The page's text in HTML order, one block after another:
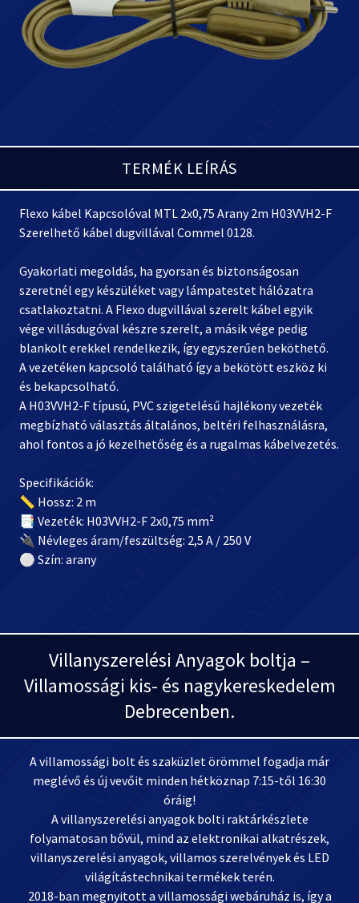
TERMÉK LEÍRÁS
Flexo kábel Kapcsolóval MTL 2x0,75 Arany 2m H03VVH2-F
Szerelhető kábel dugvillával Commel 0128.
Gyakorlati megoldás, ha gyorsan és biztonságosan
szeretnél egy készüléket vagy lámpatestet hálózatra
csatlakoztatni. A Flexo dugvillával szerelt kábel egyik
vége villásdugóval készre szerelt, a másik vége pedig
blankolt erekkel rendelkezik, így egyszerűen beköthető.
A vezetéken kapcsoló található így a bekötött eszköz ki
és bekapcsolható.
A H03VVH2-F típusú, PVC szigetelésű hajlékony vezeték
megbízható választás általános, beltéri felhasználásra,
ahol fontos a jó kezelhetőség és a rugalmas kábelvezetés.
Specifikációk:
📏 Hossz: 2 m
📑 Vezeték: H03VVH2-F 2x0,75 mm²
🔌 Névleges áram/feszültség: 2,5 A / 250 V
⚪ Szín: arany
Villanyszerelési Anyagok boltja –
Villamossági kis- és nagykereskedelem
Debrecenben.
A villamossági bolt és szaküzlet örömmel fogadja már
meglévő és új vevőit minden hétköznap 7:15-től 16:30
óráig!
A villanyszerelési anyagok bolti raktárkészlete
folyamatosan bővül, mind az elektronikai alkatrészek,
villanyszerelési anyagok, villamos szerelvények és LED
világítástechnikai termékek terén.
2018-ban megnyitott a villamossági webáruház is, így a